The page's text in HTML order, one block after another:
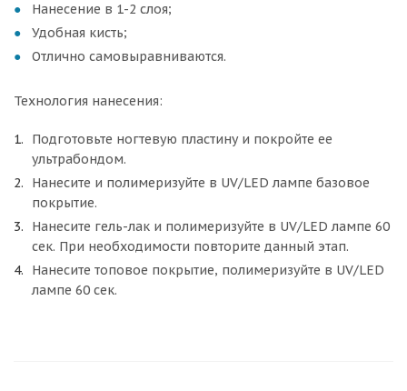
Нанесение в 1-2 слоя;
Удобная кисть;
Отлично самовыравниваются.
Технология нанесения:
Подготовьте ногтевую пластину и покройте ее
ультрабондом.
Нанесите и полимеризуйте в UV/LED лампе базовое
покрытие.
Нанесите гель-лак и полимеризуйте в UV/LED лампе 60
сек. При необходимости повторите данный этап.
Нанесите топовое покрытие, полимеризуйте в UV/LED
лампе 60 сек.